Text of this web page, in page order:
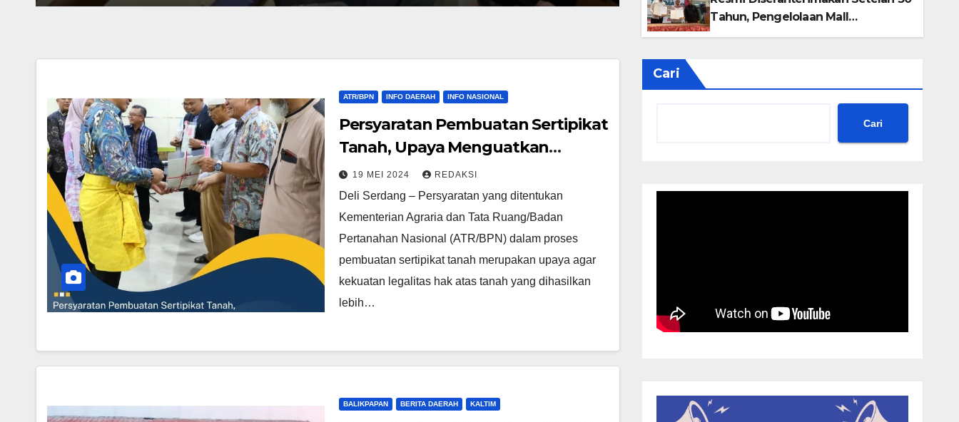
Tahun, Pengelolaan Mall
Lembuswana Dialihkan ke PT MBS
ATR/BPN INFO DAERAH INFO NASIONAL
Persyaratan Pembuatan Sertipikat
Tanah, Upaya Menguatkan
Legalitas Hak Atas Tanah
19 MEI 2024 REDAKSI
Deli Serdang – Persyaratan yang ditentukan
Kementerian Agraria dan Tata Ruang/Badan
Pertanahan Nasional (ATR/BPN) dalam proses
pembuatan sertipikat tanah merupakan upaya agar
kekuatan legalitas hak atas tanah yang dihasilkan
lebih…
BALIKPAPAN BERITA DAERAH KALTIM
Cari
Cari